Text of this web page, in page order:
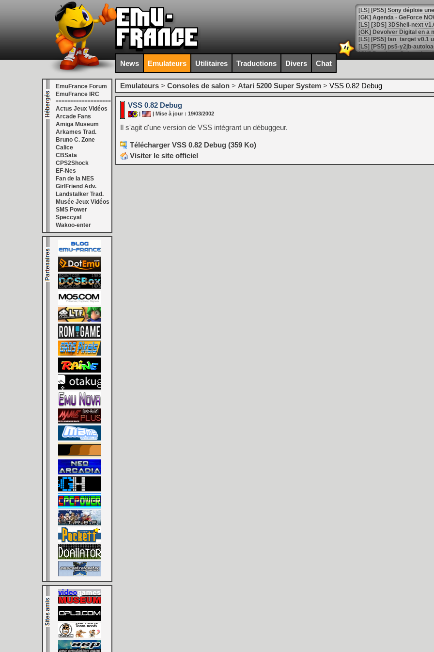
[GK] Agenda - GeForce
[GK] Devolver Digital en a
[LS] [PS5] ps5-y2jb-
[GK] Pourquoi Marvel
[GK] Test : Restory : Chill
[GK] GTA 6 : Rockstar
[GK] Hot Wheels Infinite
[GK] Mémoire cash -
[GK] Résultats Nintendo :
[GK] Déjà des
[Mo5] Brickboy cherche à
[GK] Minecraft et ses «
[GK] Beast of
[GK] Ubisoft : fin de partie
[GK] Mémoire cash -
[GK] Dan Houser (GTA)
[GK] Comment EA Sports
[GK] Crimson Moon : un
[GK] Isle of Reveries : le
[GK] Moonlighter 2 : The
[GK] Capcom relance
[Mo5] Deux inédits du
[GK] Le beat'em up The
[GK] Endless Legend 2 :
[LS] [PS5] Le WebKit
[GK] Oubliez Crazy Taxi,
[LS] [Switch] NSZ 5.0.0
[GK] No More Room in
News Emulateurs Utilitaires Traductions Divers Chat
EmuFrance Forum
EmuFrance IRC
===================
Actus Jeux Vidéos
Arcade Fans
Amiga Museum
Arkames Trad.
Bruno C. Zone
Calice
CBSata
CPS2Shock
EF-Nes
Fan de la NES
GirlFriend Adv.
Landstalker Trad.
Musée Jeux Vidéos
SMS Power
Speccyal
Wakoo-enter
Emulateurs > Consoles de salon > Atari 5200 Super System > VSS 0.82 Debug
VSS 0.82 Debug
| | Mise à jour : 19/03/2002
Il s'agit d'une version de VSS intégrant un débuggeur.
Télécharger VSS 0.82 Debug (359 Ko)
Visiter le site officiel